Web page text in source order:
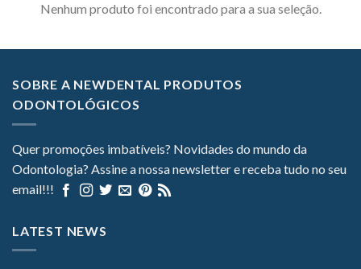
Nenhum produto foi encontrado para a sua seleção.
SOBRE A NEWDENTAL PRODUTOS
ODONTOLÓGICOS
Quer promoções imbatíveis? Novidades do mundo da
Odontologia? Assine a nossa newsletter e receba tudo no seu
email!!!
LATEST NEWS